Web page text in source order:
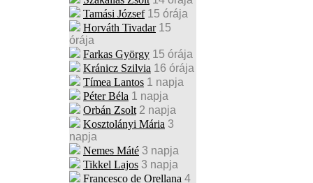
Tamási József 15 órája
Horváth Tivadar 15
órája
Farkas György 15 órája
Kránicz Szilvia 16 órája
Tímea Lantos 1 napja
Péter Béla 1 napja
Orbán Zsolt 2 napja
Kosztolányi Mária 3
napja
Nemes Máté 3 napja
Tikkel Lajos 3 napja
Francesco de Orellana 4